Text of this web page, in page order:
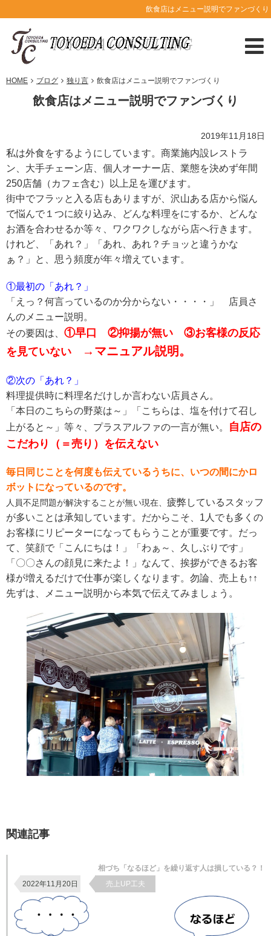
飲食店はメニュー説明でファンづくり
HOME ブログ 独り言 飲食店はメニュー説明でファンづくり
飲食店はメニュー説明でファンづくり
2019年11月18日
私は外食をするようにしています。商業施内設レストラ
ン、大手チェーン店、個人オーナー店、業態を決めず年間
250店舗（カフェ含む）以上足を運びます。
街中でフラッと入る店もありますが、沢山ある店から悩ん
で悩んで１つに絞り込み、どんな料理をにするか、どんな
お酒を合わせるか等々、ワクワクしながら店へ行きます。
けれど、「あれ？」「あれ、あれ？チョッと違うかな
ぁ？」と、思う頻度が年々増えています。
①最初の「あれ？」
「えっ？何言っているのか分からない・・・・」 店員さ
んのメニュー説明。
その要因は、 ①早口 ②抑揚が無い ③お客様の反応
を見ていない
→ マニュアル説明。
②次の「あれ？」
料理提供時に料理名だけしか言わない店員さん。
「本日のこちらの野菜は～」「こちらは、塩を付けて召し
上がると～」等々、プラスアルファの一言が無い。
自店の
こだわり（＝売り）を伝えない
毎日同じことを何度も伝えているうちに、いつの間にかロ
ボットになっているのです。
人員不足問題が解決することが無い現在、 疲弊しているスタッフ
が多いことは承知しています。だからこそ、1人でも多くの
お客様にリピーターになってもらうことが重要です。だっ
て、笑顔で「こんにちは！」「わぁ～、久しぶりです」
「〇〇さんの顔見に来たよ！」なんて、挨拶ができるお客
様が増えるだけで仕事が楽しくなります。勿論、売上も↑↑
先ずは、メニュー説明から本気で伝えてみましょう。
関連記事
相づち「なるほど」を繰り返す人は損している？！
2022年11月20日
売上UP工夫